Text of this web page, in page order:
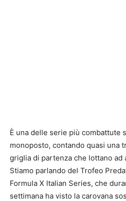
È una delle serie più combattute
monoposto, contando quasi una
griglia di partenza che lottano ad
Stiamo parlando del Trofeo
Formula X Italian Series, che
settimana ha visto la carovana